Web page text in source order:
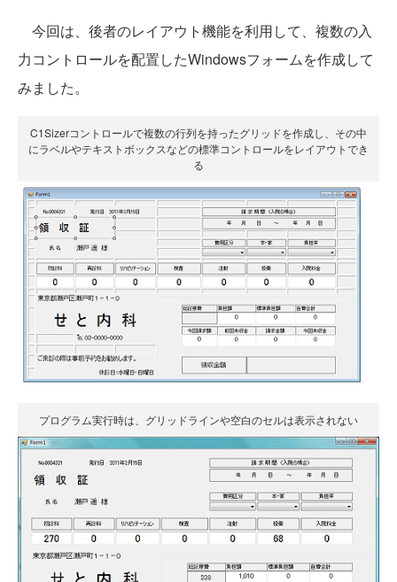
今回は、後者のレイアウト機能を利用して、複数の入
力コントロールを配置したWindowsフォームを作成して
みました。
C1Sizerコントロールで複数の行列を持ったグリッドを作成し、その中
にラベルやテキストボックスなどの標準コントロールをレイアウトでき
る
プログラム実行時は、グリッドラインや空白のセルは表示されない